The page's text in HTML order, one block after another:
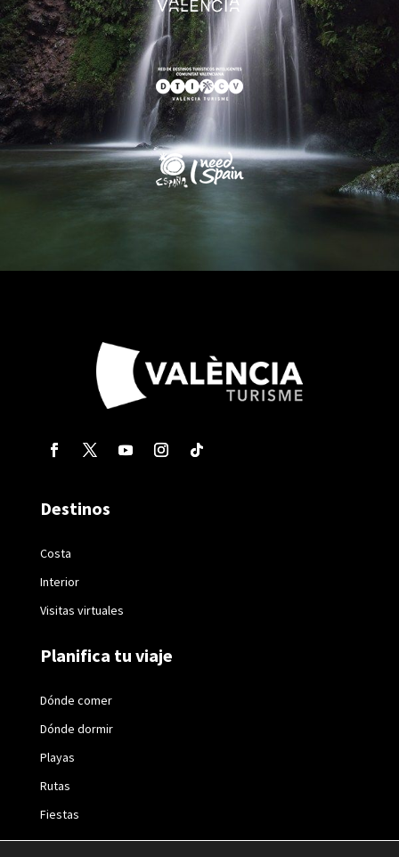
Destinos
Costa
Interior
Visitas virtuales
Planifica tu viaje
Dónde comer
Dónde dormir
Playas
Rutas
Fiestas